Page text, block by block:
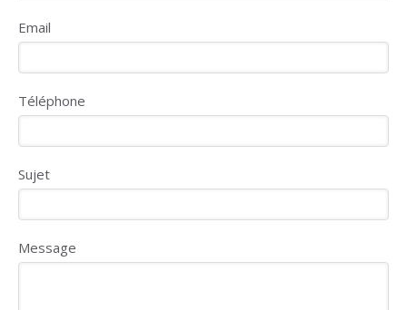
Email
Téléphone
Sujet
Message